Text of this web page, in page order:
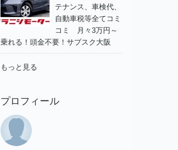
テナンス、車検代、
自動車税等全てコミ
コミ 月々3万円～
乗れる！頭金不要！サブスク大阪
もっと見る
プロフィール